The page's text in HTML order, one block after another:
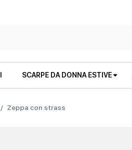
SCARPE DA DONNA ESTIVE
Zeppa con strass